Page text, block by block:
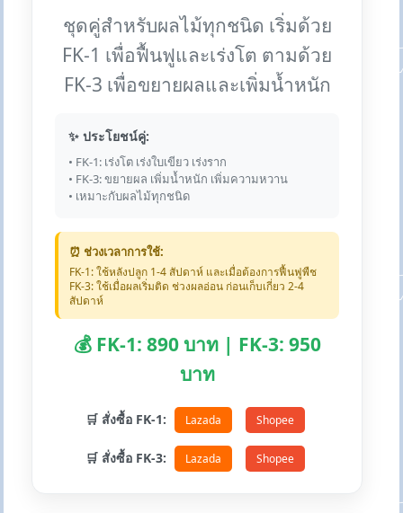
ชุดคู่สำหรับผลไม้ทุกชนิด เริ่มด้วย
FK-1 เพื่อฟื้นฟูและเร่งโต ตามด้วย
FK-3 เพื่อขยายผลและเพิ่มน้ำหนัก
✨ ประโยชน์คู่:
• FK-1: เร่งโต เร่งใบเขียว เร่งราก
• FK-3: ขยายผล เพิ่มน้ำหนัก เพิ่มความหวาน
• เหมาะกับผลไม้ทุกชนิด
⏰ ช่วงเวลาการใช้:
FK-1: ใช้หลังปลูก 1-4 สัปดาห์ และเมื่อต้องการฟื้นฟูพืช
FK-3: ใช้เมื่อผลเริ่มติด ช่วงผลอ่อน ก่อนเก็บเกี่ยว 2-4
สัปดาห์
💰 FK-1: 890 บาท | FK-3: 950
บาท
🛒 สั่งซื้อ FK-1: Lazada Shopee
🛒 สั่งซื้อ FK-3: Lazada Shopee